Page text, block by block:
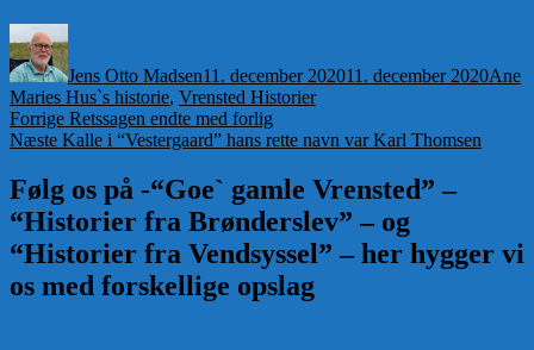
Jens Otto Madsen11. december 202011. december 2020Ane
Maries Hus`s historie, Vrensted Historier
Indlægsnavigation
Forrige Forrige
indlæg:
Retssagen endte med forlig
Næste Næste
Kalle i “Vestergaard” hans rette navn var Karl Thomsen
Følg os på -“Goe` gamle Vrensted” –
“Historier fra Brønderslev” – og
“Historier fra Vendsyssel” – her hygger vi
os med forskellige opslag